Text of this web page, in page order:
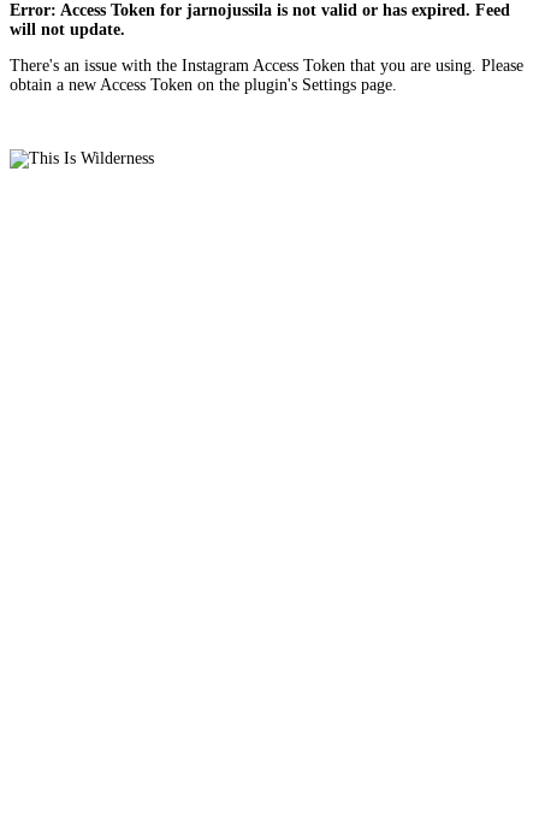
Error: Access Token for jarnojussila is not valid or has expired. Feed
will not update.
There's an issue with the Instagram Access Token that you are using. Please
obtain a new Access Token on the plugin's Settings page.